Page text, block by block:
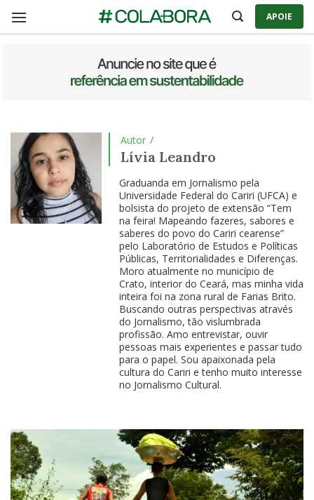
APOIE
Autor /
Lívia Leandro
Graduanda em Jornalismo pela
Universidade Federal do Cariri (UFCA) e
bolsista do projeto de extensão “Tem
na feira! Mapeando fazeres, sabores e
saberes do povo do Cariri cearense”
pelo Laboratório de Estudos e Políticas
Públicas, Territorialidades e Diferenças.
Moro atualmente no município de
Crato, interior do Ceará, mas minha vida
inteira foi na zona rural de Farias Brito.
Buscando outras perspectivas através
do Jornalismo, tão vislumbrada
profissão. Amo entrevistar, ouvir
pessoas mais experientes e passar tudo
para o papel. Sou apaixonada pela
cultura do Cariri e tenho muito interesse
no Jornalismo Cultural.